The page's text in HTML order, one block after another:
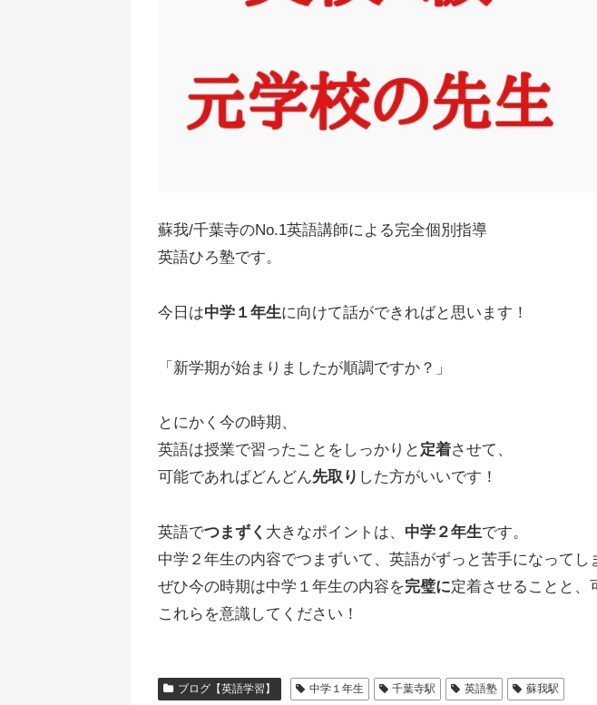
蘇我/千葉寺のNo.1英語講師による完全個別指導
英語ひろ塾です。
今日は中学１年生に向けて話ができればと思います！
「新学期が始まりましたが順調ですか？」
とにかく今の時期、
英語は授業で習ったことをしっかりと 定着させて、
可能であればどんどん先取り した方がいいです！
英語でつまずく 大きなポイントは、 中学２年生です。
中学２年生の内容でつまずいて、英語がずっと苦手になってし
ぜひ今の時期は中学１年生の内容を完璧に定着させることと、
これらを意識してください！
ブログ【英語学習】 中学１年生 千葉寺駅 英語塾 蘇我駅